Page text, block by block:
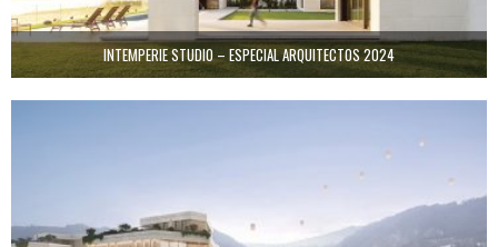
INTEMPERIE STUDIO – ESPECIAL ARQUITECTOS 2024